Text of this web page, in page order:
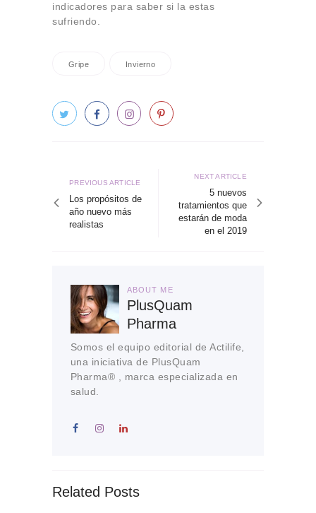
indicadores para saber si la estas
sufriendo.
Gripe Invierno
entradas
Previous
article
PREVIOUS ARTICLE
Los propósitos de
año nuevo más
realistas
Next
article
NEXT ARTICLE
5 nuevos
tratamientos que
estarán de moda
en el 2019
ABOUT ME
PlusQuam
Pharma
Somos el equipo editorial de Actilife,
una iniciativa de PlusQuam
Pharma® , marca especializada en
salud.
Related Posts